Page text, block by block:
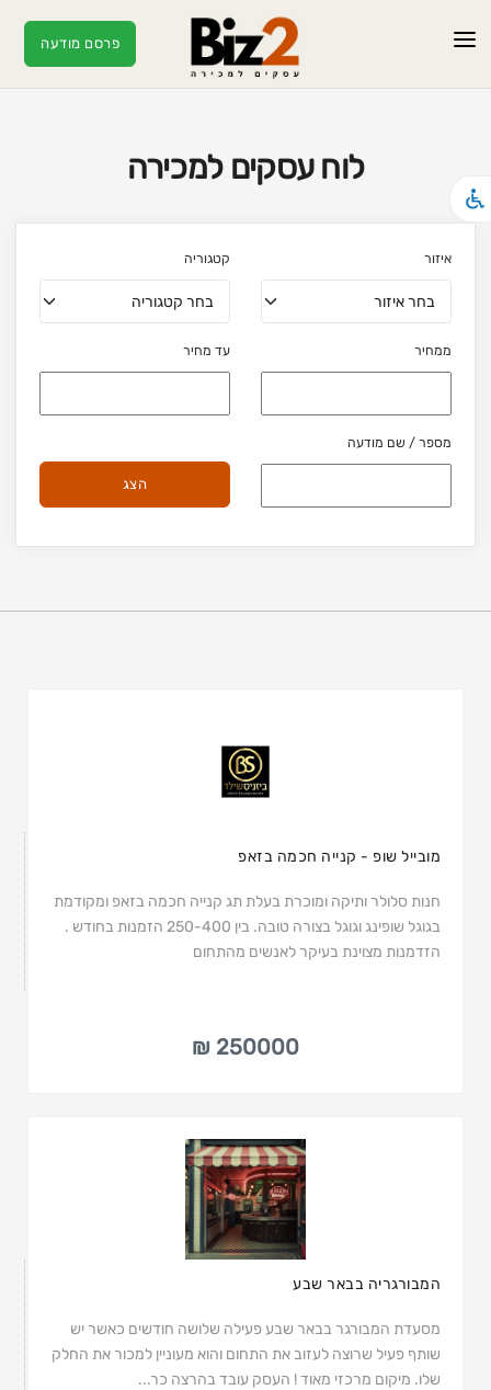
פרסם מודעה
ראשי
מאמרים
לוח עסקים למכירה
איזור קטגוריה
ממחיר עד מחיר
מספר / שם מודעה
הצג
מובייל שופ - קנייה חכמה בזאפ
חנות סלולר ותיקה ומוכרת בעלת תג קנייה חכמה בזאפ ומקודמת
בגוגל שופינג וגוגל בצורה טובה. בין 250-400 הזמנות בחודש .
הזדמנות מצוינת בעיקר לאנשים מהתחום
250000 ₪
המבורגריה בבאר שבע
מסעדת המבורגר בבאר שבע פעילה שלושה חודשים כאשר יש
שותף פעיל שרוצה לעזוב את התחום והוא מעוניין למכור את החלק
שלו. מיקום מרכזי מאוד ! העסק עובד בהרצה כר...